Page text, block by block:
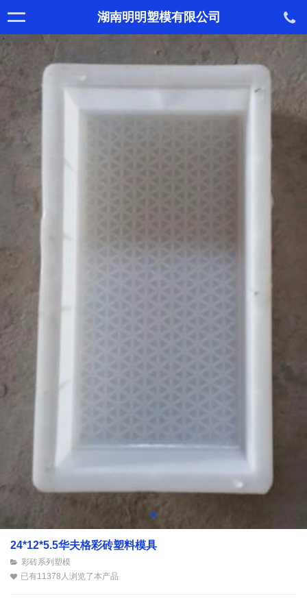
湖南明明塑模有限公司
24*12*5.5华夫格彩砖塑料模具
彩砖系列塑模
已有11378人浏览了本产品